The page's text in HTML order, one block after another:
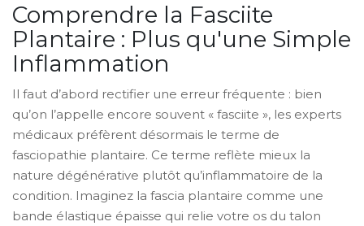
Comprendre la Fasciite
Plantaire : Plus qu'une Simple
Inflammation
Il faut d’abord rectifier une erreur fréquente : bien
qu’on l’appelle encore souvent « fasciite », les experts
médicaux préfèrent désormais le terme de
fasciopathie plantaire. Ce terme reflète mieux la
nature dégénérative plutôt qu’inflammatoire de la
condition. Imaginez la fascia plantaire comme une
bande élastique épaisse qui relie votre os du talon